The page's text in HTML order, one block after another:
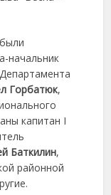
начальник
Горбатюк,
капитан I
Баткилин,
районной